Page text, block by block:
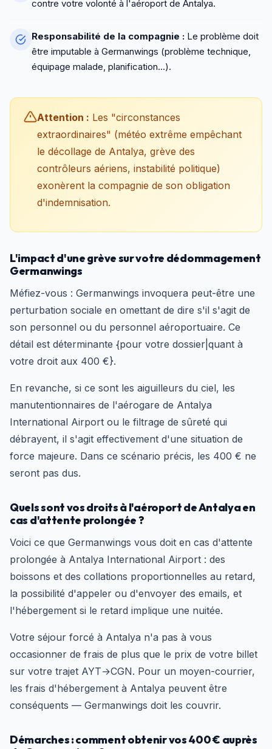
contre votre volonté à l'aéroport de Antalya.
Responsabilité de la compagnie : Le problème doit
être imputable à Germanwings (problème technique,
équipage malade, planification...).
Attention : Les "circonstances
extraordinaires" (météo extrême empêchant
le décollage de Antalya, grève des
contrôleurs aériens, instabilité politique)
exonèrent la compagnie de son obligation
d'indemnisation.
L'impact d'une grève sur votre dédommagement
Germanwings
Méfiez-vous : Germanwings invoquera peut-être une
perturbation sociale en omettant de dire s'il s'agit de
son personnel ou du personnel aéroportuaire. Ce
détail est déterminante {pour votre dossier|quant à
votre droit aux 400 €}.
En revanche, si ce sont les aiguilleurs du ciel, les
manutentionnaires de l'aérogare de Antalya
International Airport ou le filtrage de sûreté qui
débrayent, il s'agit effectivement d'une situation de
force majeure. Dans ce scénario précis, les 400 € ne
seront pas dus.
Quels sont vos droits à l'aéroport de Antalya en
cas d'attente prolongée ?
Voici ce que Germanwings vous doit en cas d'attente
prolongée à Antalya International Airport : des
boissons et des collations proportionnelles au retard,
la possibilité d'appeler ou d'envoyer des emails, et
l'hébergement si le retard implique une nuitée.
Votre séjour forcé à Antalya n'a pas à vous
occasionner de frais de plus que le prix de votre billet
sur votre trajet AYT→CGN. Pour un moyen-courrier,
les frais d'hébergement à Antalya peuvent être
conséquents — Germanwings doit les couvrir.
Démarches : comment obtenir vos 400 € auprès